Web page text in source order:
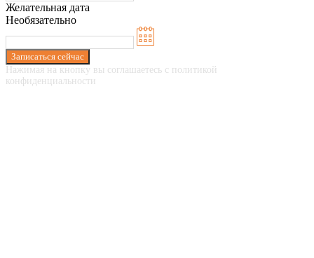
Желательная дата
Необязательно
Записаться сейчас
Нажимая на кнопку вы соглашаетесь с политикой
конфиденциальности